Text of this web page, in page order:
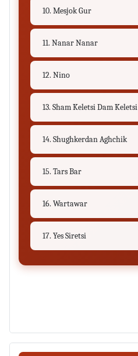
10. Mesjok Gur
11. Nanar Nanar
12. Nino
13. Sham Keletsi Dam Keletsi
14. Shughkerdan Aghchik
15. Tars Bar
16. Wartawar
17. Yes Siretsi